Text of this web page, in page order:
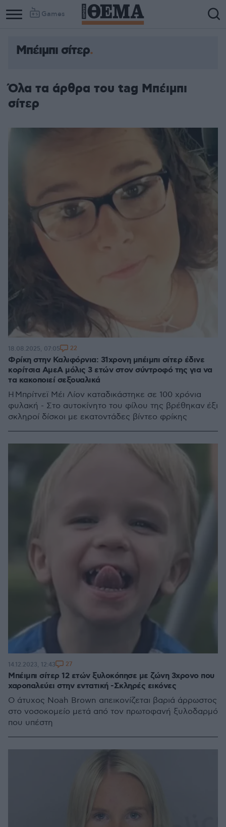
Games
Μπέιμπι σίτερ
Όλα τα άρθρα του tag Μπέιμπι
σίτερ
Φρίκη στην Καλιφόρνια: 31χρονη μπέιμπι σίτερ έδινε
κορίτσια ΑμεΑ μόλις 3 ετών στον σύντροφό της για να
τα κακοποιεί σεξουαλικά
Η Μπρίτνεϊ Μέι Λίον καταδικάστηκε σε 100 χρόνια
φυλακή - Στο αυτοκίνητο του φίλου της βρέθηκαν έξι
σκληροί δίσκοι με εκατοντάδες βίντεο φρίκης
18.08.2025, 07:05 22
Μπέιμπι σίτερ 12 ετών ξυλοκόπησε με ζώνη 3χρονο που
χαροπαλεύει στην εντατική -Σκληρές εικόνες
Ο άτυχος Noah Brown απεικονίζεται βαριά άρρωστος
στο νοσοκομείο μετά από τον πρωτοφανή ξυλοδαρμό
που υπέστη
14.12.2023, 12:43 27